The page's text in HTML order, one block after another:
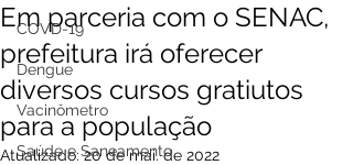
COVD-19
Dengue
Vacinômetro
Saúde e Saneamento
Em parceria com o SENAC,
prefeitura irá oferecer
diversos cursos gratiutos
para a população
Atualizado:20 de mai. de 2022